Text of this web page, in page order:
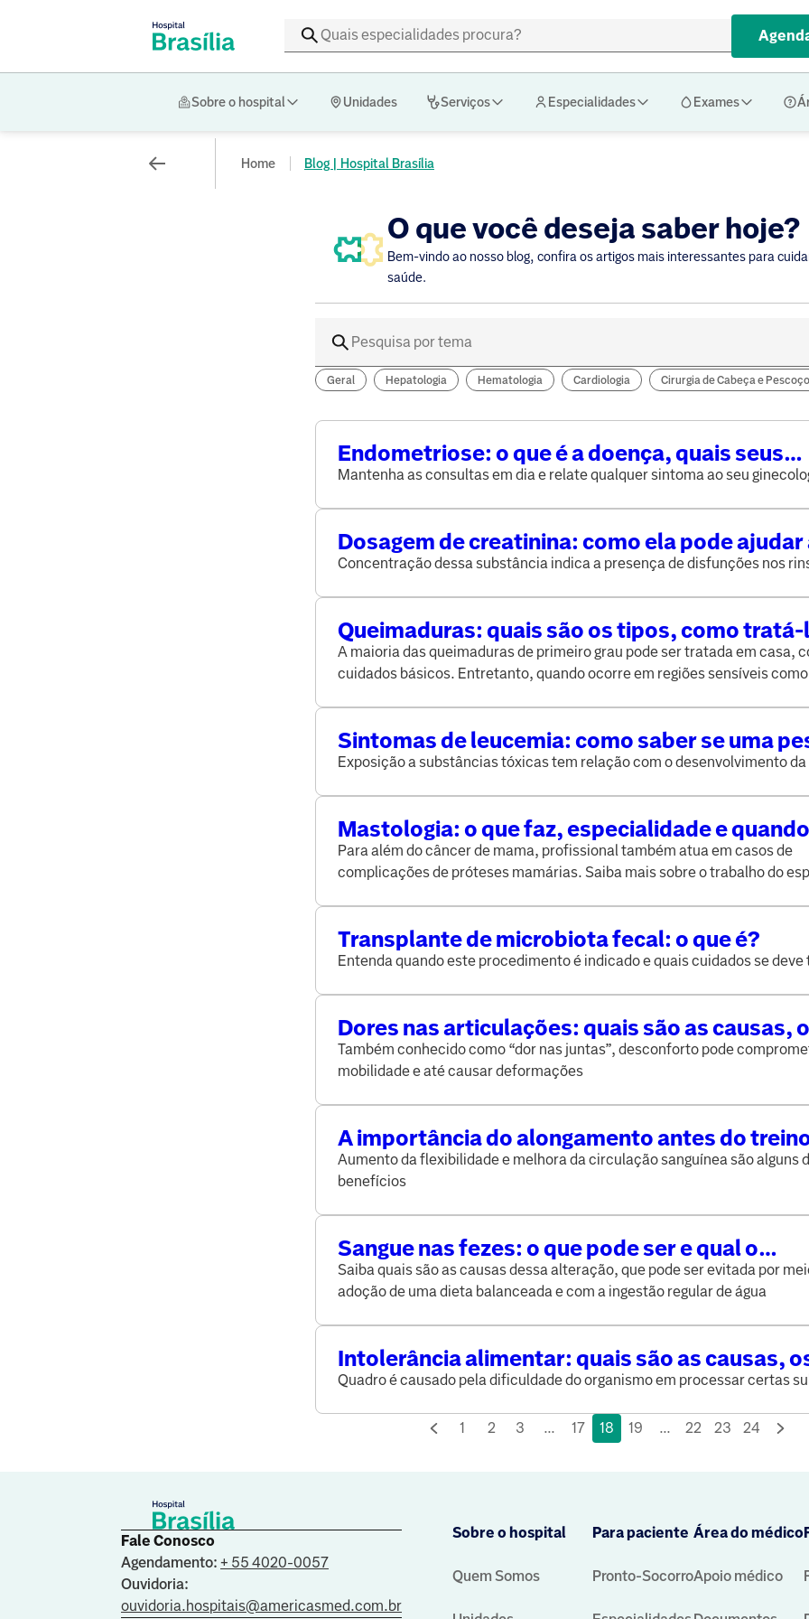
Sobre o hospital Unidades Serviços Especialidades Exames
Home Blog | Hospital Brasília
O que você deseja saber hoje?
Bem-vindo ao nosso blog, confira os artigos mais interessantes para
saúde.
Geral Hepatologia Hematologia Cardiologia Cirurgia de Cabeça e Pescoço
Endometriose: o que é a doença, quais seus
sintomas, causas e qual o tratamento
Mantenha as consultas em dia e relate qualquer sintoma ao seu
Dosagem de creatinina: como ela pode ajudar
identificar doenças renais
Concentração dessa substância indica a presença de disfunções nos
Queimaduras: quais são os tipos, como tratá-
identificá-las?
A maioria das queimaduras de primeiro grau pode ser tratada em casa,
cuidados básicos. Entretanto, quando ocorre em regiões sensíveis como
Sintomas de leucemia: como saber se uma
está com leucemia?
Exposição a substâncias tóxicas tem relação com o desenvolvimento
Mastologia: o que faz, especialidade e quando
procurar um médico mastologista
Para além do câncer de mama, profissional também atua em casos de
complicações de próteses mamárias. Saiba mais sobre o trabalho do
Transplante de microbiota fecal: o que é?
Entenda quando este procedimento é indicado e quais cuidados se deve
Dores nas articulações: quais são as causas,
fazer e como aliviá-las?
Também conhecido como “dor nas juntas”, desconforto pode
mobilidade e até causar deformações
A importância do alongamento antes do
Aumento da flexibilidade e melhora da circulação sanguínea são alguns
benefícios
Sangue nas fezes: o que pode ser e qual o
tratamento indicado para o sintoma?
Saiba quais são as causas dessa alteração, que pode ser evitada por
adoção de uma dieta balanceada e com a ingestão regular de água
Intolerância alimentar: quais são as causas,
sintomas e o tratamento indicado?
Quadro é causado pela dificuldade do organismo em processar certas
1 2 3 ... 17 18 19 ... 22 23 24
Fale Conosco
Agendamento: + 55 4020-0057
Ouvidoria:
ouvidoria.hospitais@americasmed.com.br
Sobre o hospital
Quem Somos
Para paciente
Pronto-Socorro
Área do médico
Apoio médico